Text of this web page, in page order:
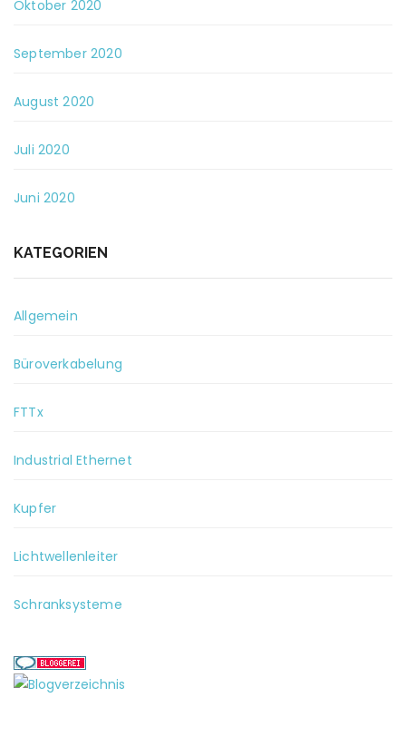
Oktober 2020
September 2020
August 2020
Juli 2020
Juni 2020
KATEGORIEN
Allgemein
Büroverkabelung
FTTx
Industrial Ethernet
Kupfer
Lichtwellenleiter
Schranksysteme